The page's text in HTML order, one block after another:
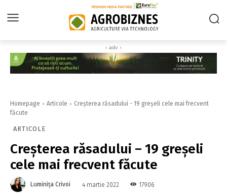
‹ adv ›
Homepage Articole
Creșterea răsadului - 19 greșeli cele mai frecvent
făcute
ARTICOLE
Creșterea răsadului – 19 greșeli
cele mai frecvent făcute
Luminița Crivoi 4 martie 2022 17906